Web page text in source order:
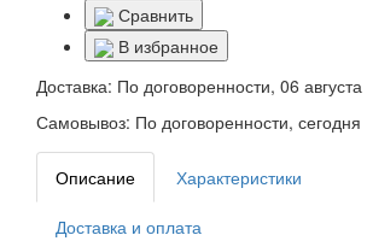
Сравнить
В избранное
Доставка: По договоренности, 06 августа
Самовывоз: По договоренности, сегодня
Описание Характеристики
Доставка и оплата